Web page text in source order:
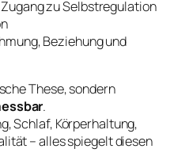
zu Selbstregulation
Beziehung und
These, sondern
.
Schlaf, Körperhaltung,
– alles spiegelt diesen